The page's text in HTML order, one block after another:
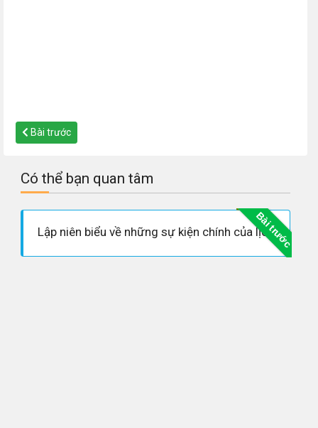
Bài trước
Có thể bạn quan tâm
Bài trước
Lập niên biểu về những sự kiện chính của lịch sử thế giới hiện đại (phần từ năm 1917 đến năm 1945)